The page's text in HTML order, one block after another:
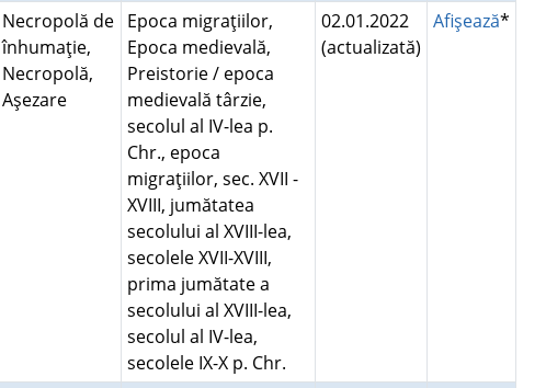
Necropolă de
înhumaţie,
Necropolă,
Aşezare
Epoca migraţiilor,
Epoca medievală,
Preistorie / epoca
medievală târzie,
secolul al IV-lea p.
Chr., epoca
migraţiilor, sec. XVII -
XVIII, jumătatea
secolului al XVIII-lea,
secolele XVII-XVIII,
prima jumătate a
secolului al XVIII-lea,
secolul al IV-lea,
secolele IX-X p. Chr.
02.01.2022
(actualizată)
Afişează*